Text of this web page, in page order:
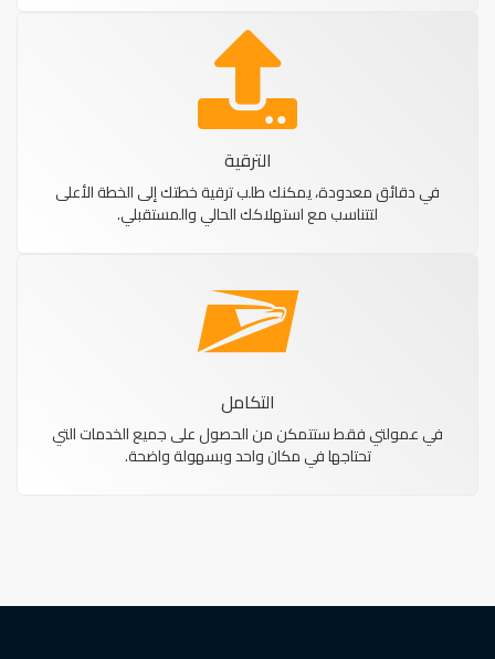
الترقية
في دقائق معدودة، يمكنك طلب ترقية خطتك إلى الخطة الأعلى
لتتناسب مع استهلاكك الحالي والمستقبلي.
التكامل
في عمولتي فقط ستتمكن من الحصول على جميع الخدمات التي
تحتاجها في مكان واحد وبسهولة واضحة.